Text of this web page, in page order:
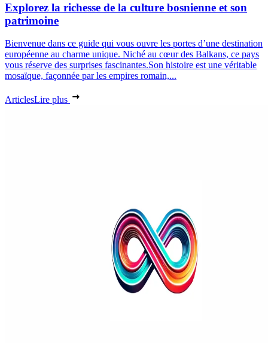
Explorez la richesse de la culture bosnienne et son
patrimoine
Bienvenue dans ce guide qui vous ouvre les portes d’une destination
européenne au charme unique. Niché au cœur des Balkans, ce pays
vous réserve des surprises fascinantes.Son histoire est une véritable
mosaïque, façonnée par les empires romain,...
ArticlesLire plus